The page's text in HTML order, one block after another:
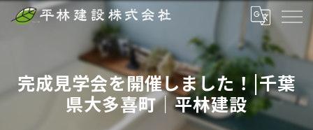
完成見学会を開催しました！|千葉
県大多喜町｜平林建設